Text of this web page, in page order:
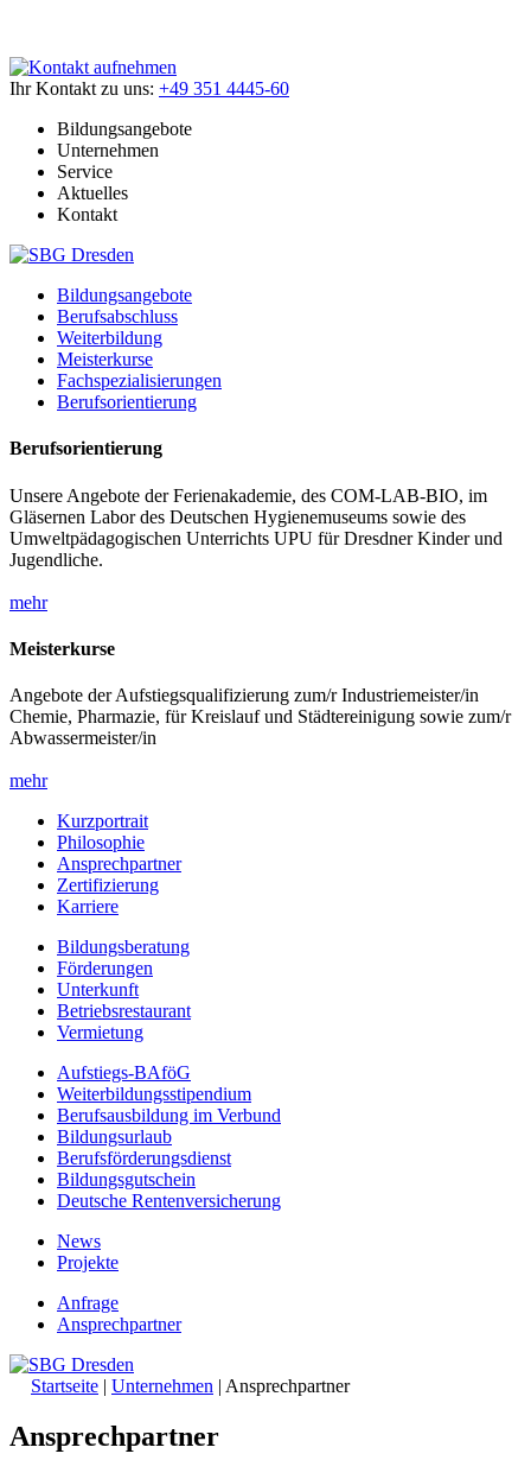
Ihr Kontakt zu uns: +49 351 4445-60
Bildungsangebote
Unternehmen
Service
Aktuelles
Kontakt
Bildungsangebote
Berufsabschluss
Weiterbildung
Meisterkurse
Fachspezialisierungen
Berufsorientierung
Berufsorientierung
Unsere Angebote der Ferienakademie, des COM-LAB-BIO, im
Gläsernen Labor des Deutschen Hygienemuseums sowie des
Umweltpädagogischen Unterrichts UPU für Dresdner Kinder und
Jugendliche.
mehr
Meisterkurse
Angebote der Aufstiegsqualifizierung zum/r Industriemeister/in
Chemie, Pharmazie, für Kreislauf und Städtereinigung sowie zum/r
Abwassermeister/in
mehr
Kurzportrait
Philosophie
Ansprechpartner
Zertifizierung
Karriere
Bildungsberatung
Förderungen
Unterkunft
Betriebsrestaurant
Vermietung
Aufstiegs-BAföG
Weiterbildungsstipendium
Berufsausbildung im Verbund
Bildungsurlaub
Berufsförderungsdienst
Bildungsgutschein
Deutsche Rentenversicherung
News
Projekte
Anfrage
Ansprechpartner
Startseite | Unternehmen | Ansprechpartner
Ansprechpartner